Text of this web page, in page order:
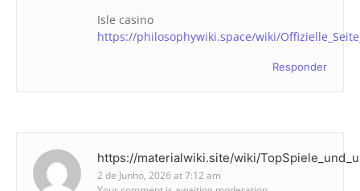
Isle casino
https://philosophywiki.space/wiki/
Responder
https://materialwiki.site/wiki/
2 de Junho, 2026 at 7:12 am